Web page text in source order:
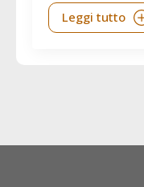
Leggi tutto